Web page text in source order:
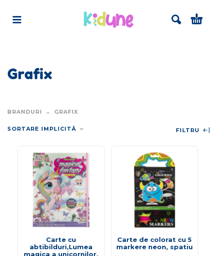
Grafix
BRANDURI GRAFIX
SORTARE IMPLICITĂ FILTRU
Carte cu
abtibilduri,Lumea
magica a unicornilor,
Carte de colorat cu 5
markere neon, spatiu